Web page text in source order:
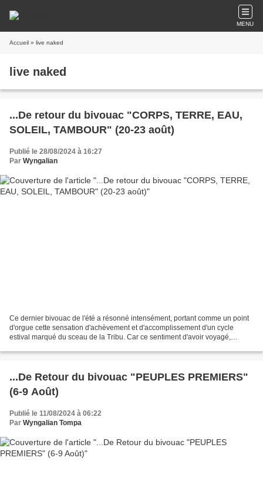
MENU
Accueil » live naked
live naked
...De retour du bivouac "CORPS, TERRE, EAU,
SOLEIL, TAMBOUR" (20-23 août)
Publié le 28/08/2024 à 16:27
Par Wyngalian
Ce dernier bivouac de l'été a résonné intensément, portant comme un point
d'orgue cette sensation d'achèvement et d'accomplissement d'un cycle
estival marqué du sceau de la Tribu. Car ce sentiment d'avoir voyagé,
...De Retour du bivouac "PEUPLES PREMIERS"
(6-9 Août)
Publié le 11/08/2024 à 06:22
Par Wyngalian Tompa